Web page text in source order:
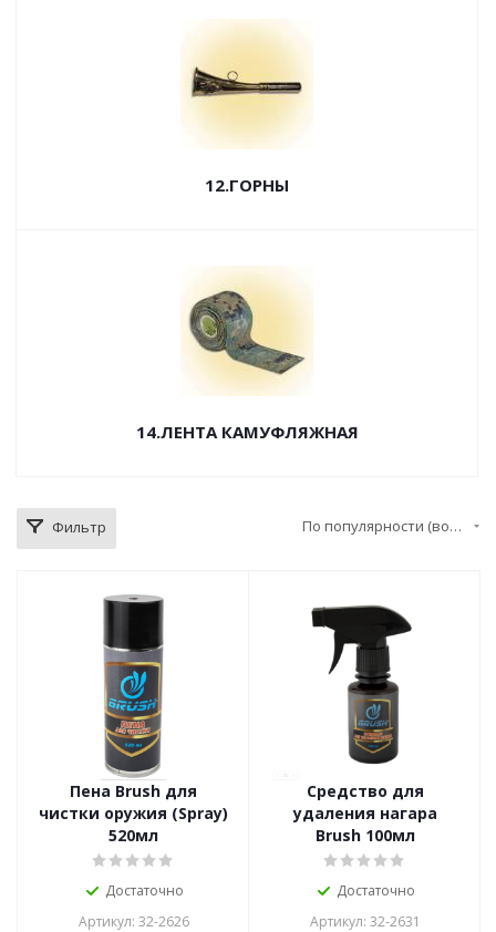
12.ГОРНЫ
14.ЛЕНТА КАМУФЛЯЖНАЯ
Фильтр По популярности (возрастание)
Пена Brush для
чистки оружия (Spray)
520мл
Достаточно
Артикул: 32-2626
Средство для
удаления нагара
Brush 100мл
Достаточно
Артикул: 32-2631